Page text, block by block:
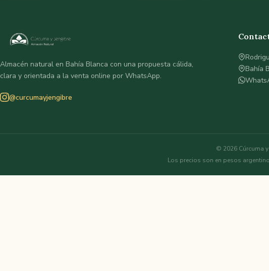
Almacén natural en Bahía Blanca con una propuesta cálida,
clara y orientada a la venta online por WhatsApp.
@curcumayjengibre
Bahía
© 2026 Cúrcuma
Los precios son en pesos